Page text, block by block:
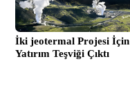
İki jeotermal Projesi İçin
Yatırım Teşviği Çıktı